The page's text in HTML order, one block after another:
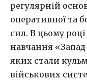
регулярній
оперативної та
сил. В цьому
навчання
яких стали
військових